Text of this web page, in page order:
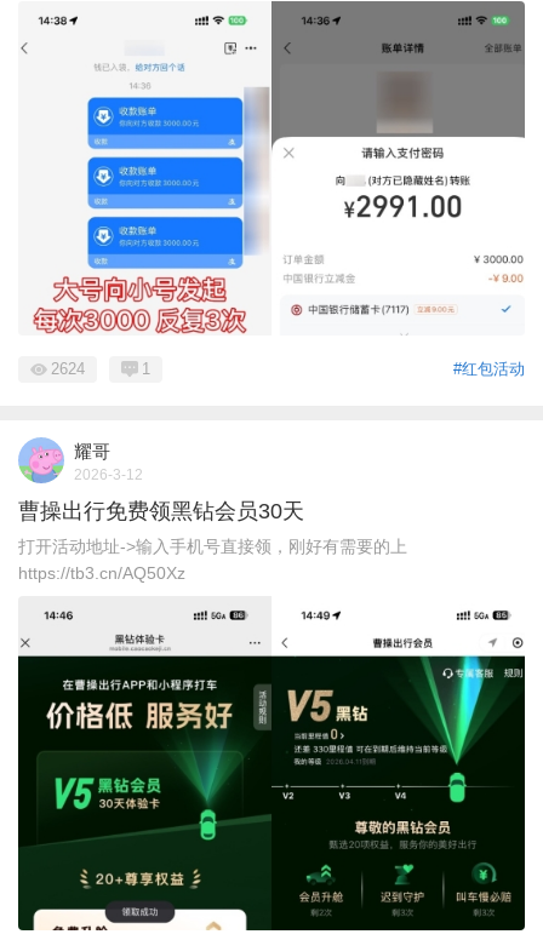
#红包活动
2624 1
耀哥
2026-3-12
曹操出行免费领黑钻会员30天
打开活动地址->输入手机号直接领，刚好有需要的上
https://tb3.cn/AQ50Xz